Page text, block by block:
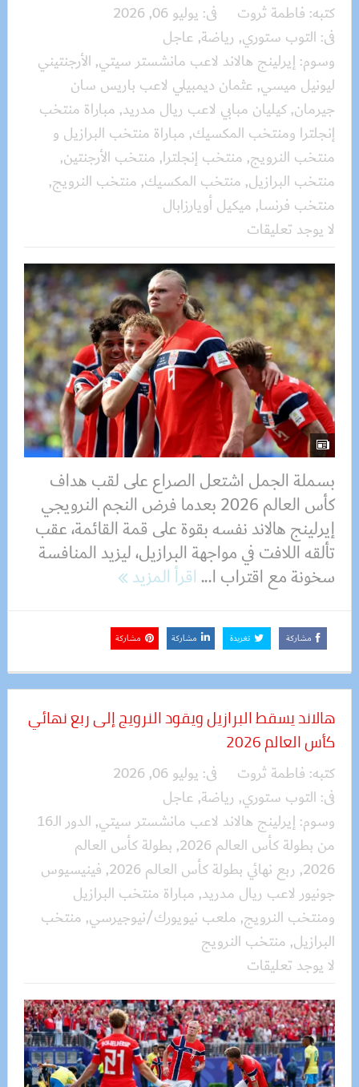
كتبه: فاطمة ثروت فى: يوليو 06, 2026
فى: التوب ستوري, رياضة, عاجل
وسوم: إيرلينج هالاند لاعب مانشستر سيتي, الأرجنتيني
ليونيل ميسي, عثمان ديمبيلي لاعب باريس سان
جيرمان,كيليان مبابي لاعب ريال مدريد, مباراة منتخب
إنجلترا ومنتخب المكسيك, مباراة منتخب البرازيل و
منتخب النرويج, منتخب إنجلترا, منتخب الأرجنتين,
منتخب البرازيل, منتخب المكسيك, منتخب النرويج,
منتخب فرنسا, ميكيل أويارزابال
لا يوجد تعليقات
بسملة الجمل اشتعل الصراع على لقب هداف
كأس العالم 2026 بعدما فرض النجم النرويجي
إيرلينج هالاند نفسه بقوة على قمة القائمة، عقب
تألقه اللافت في مواجهة البرازيل، ليزيد المنافسة
سخونة مع اقتراب ا...اقرأ المزيد
مشاركة تغريدة مشاركة مشاركة
هالاند يسقط البرازيل ويقود النرويج إلى ربع نهائي
كأس العالم 2026
كتبه: فاطمة ثروت فى: يوليو 06, 2026
فى: التوب ستوري, رياضة, عاجل
وسوم: إيرلينج هالاند لاعب مانشستر سيتي,
الدور الـ16
من بطولة كأس العالم 2026
, بطولة كأس العالم
2026
, ربع نهائي بطولة كأس العالم 2026 , فينيسيوس
جونيور لاعب ريال مدريد, مباراة منتخب البرازيل
ومنتخب النرويج, ملعب نيويورك/نيوجيرسي, منتخب
البرازيل, منتخب النرويج
لا يوجد تعليقات